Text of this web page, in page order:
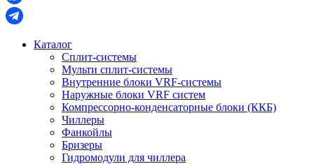
Каталог
Сплит-системы
Мульти сплит-системы
Внутренние блоки VRF-cистемы
Наружные блоки VRF cистем
Компрессорно-конденсаторные блоки (ККБ)
Чиллеры
Фанкойлы
Бризеры
Гидромодули для чиллера